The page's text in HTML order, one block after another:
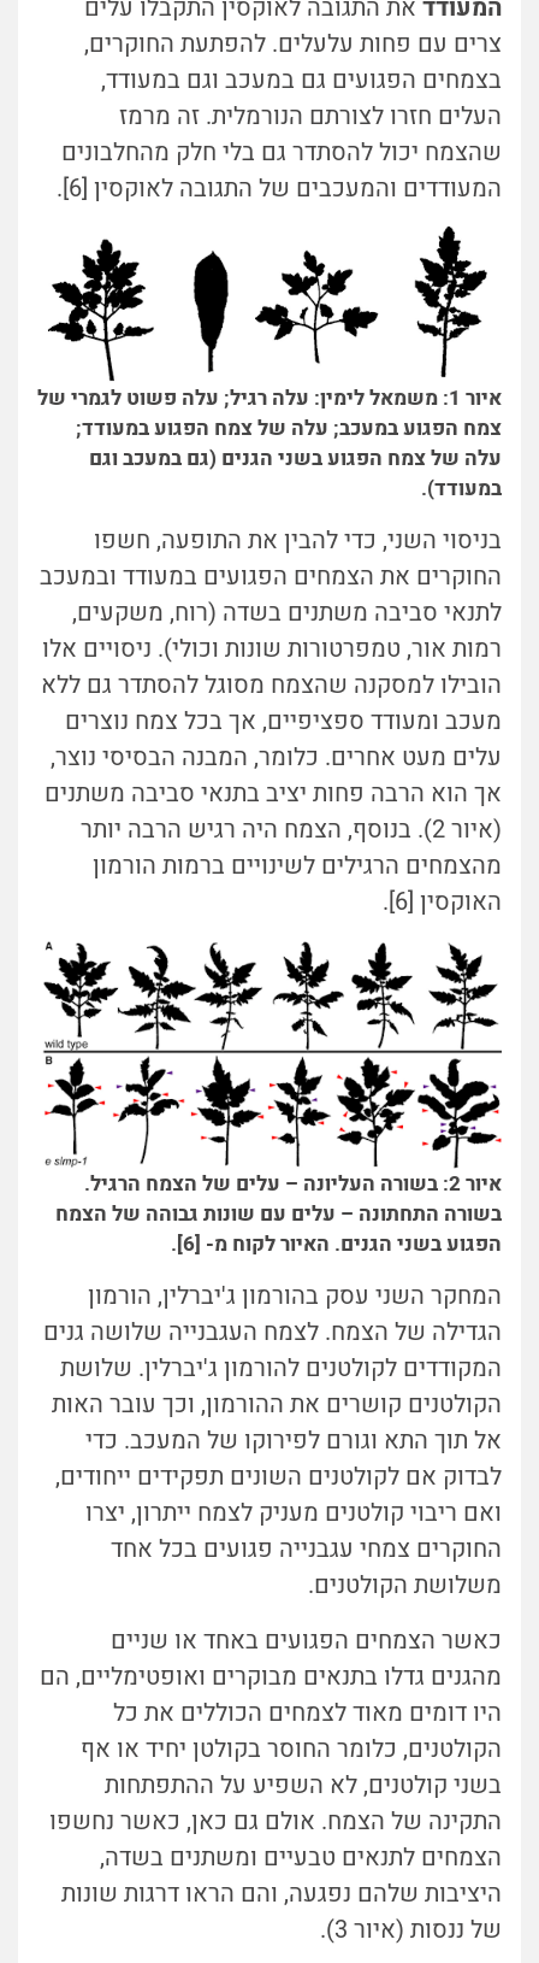
המעודד את התגובה לאוקסין התקבלו עלים
צרים עם פחות עלעלים. להפתעת החוקרים,
בצמחים הפגועים גם במעכב וגם במעודד,
העלים חזרו לצורתם הנורמלית. זה מרמז
שהצמח יכול להסתדר גם בלי חלק מהחלבונים
המעודדים והמעכבים של התגובה לאוקסין [6].
איור 1: משמאל לימין: עלה רגיל; עלה פשוט לגמרי של
צמח הפגוע במעכב; עלה של צמח הפגוע במעודד;
עלה של צמח הפגוע בשני הגנים (גם במעכב וגם
במעודד).
בניסוי השני, כדי להבין את התופעה, חשפו
החוקרים את הצמחים הפגועים במעודד ובמעכב
לתנאי סביבה משתנים בשדה (רוח, משקעים,
רמות אור, טמפרטורות שונות וכולי). ניסויים אלו
הובילו למסקנה שהצמח מסוגל להסתדר גם ללא
מעכב ומעודד ספציפיים, אך בכל צמח נוצרים
עלים מעט אחרים. כלומר, המבנה הבסיסי נוצר,
אך הוא הרבה פחות יציב בתנאי סביבה משתנים
(איור 2). בנוסף, הצמח היה רגיש הרבה יותר
מהצמחים הרגילים לשינויים ברמות הורמון
האוקסין [6].
איור 2: בשורה העליונה – עלים של הצמח הרגיל.
בשורה התחתונה – עלים עם שונות גבוהה של הצמח
הפגוע בשני הגנים. האיור לקוח מ- [6].
המחקר השני עסק בהורמון ג'יברלין, הורמון
הגדילה של הצמח. לצמח העגבנייה שלושה גנים
המקודדים לקולטנים להורמון ג'יברלין. שלושת
הקולטנים קושרים את ההורמון, וכך עובר האות
אל תוך התא וגורם לפירוקו של המעכב. כדי
לבדוק אם לקולטנים השונים תפקידים ייחודים,
ואם ריבוי קולטנים מעניק לצמח ייתרון, יצרו
החוקרים צמחי עגבנייה פגועים בכל אחד
משלושת הקולטנים.
כאשר הצמחים הפגועים באחד או שניים
מהגנים גדלו בתנאים מבוקרים ואופטימליים, הם
היו דומים מאוד לצמחים הכוללים את כל
הקולטנים, כלומר החוסר בקולטן יחיד או אף
בשני קולטנים, לא השפיע על ההתפתחות
התקינה של הצמח. אולם גם כאן, כאשר נחשפו
הצמחים לתנאים טבעיים ומשתנים בשדה,
היציבות שלהם נפגעה, והם הראו דרגות שונות
של ננסות (איור 3).